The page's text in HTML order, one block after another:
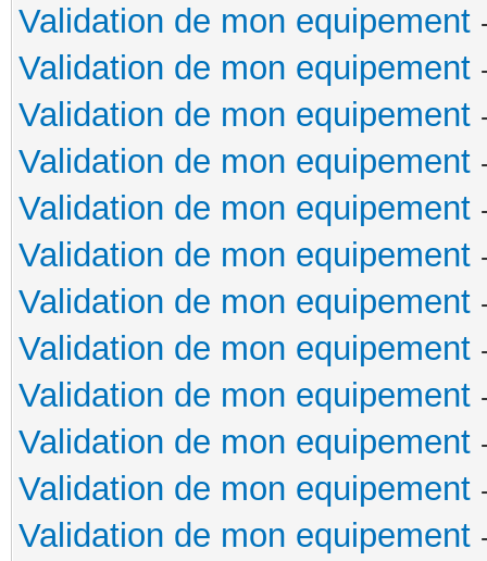
Validation de mon equipement
Validation de mon equipement
Validation de mon equipement
Validation de mon equipement
Validation de mon equipement
Validation de mon equipement
Validation de mon equipement
Validation de mon equipement
Validation de mon equipement
Validation de mon equipement
Validation de mon equipement
Validation de mon equipement